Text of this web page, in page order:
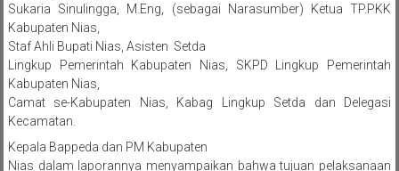
Sukaria Sinulingga, M.Eng, (sebagai Narasumber) Ketua TP.PKK
Kabupaten Nias,
Staf Ahli Bupati Nias, Asisten Setda
Lingkup Pemerintah Kabupaten Nias, SKPD Lingkup Pemerintah
Kabupaten Nias,
Camat se-Kabupaten Nias, Kabag Lingkup Setda dan Delegasi
Kecamatan.
Kepala Bappeda dan PM Kabupaten
Nias dalam laporannya menyampaikan bahwa tujuan pelaksanaan